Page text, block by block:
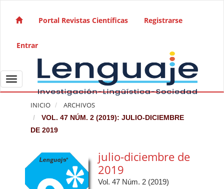
Navegación principal
Barra lateral
Portal Revistas Científicas Registrarse
Entrar
Toggle navigation
INICIO ARCHIVOS
VOL. 47 NÚM. 2 (2019): JULIO-DICIEMBRE
DE 2019
julio-diciembre de
2019
Vol. 47 Núm. 2 (2019)